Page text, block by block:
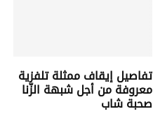
تفاصيل إيقاف ممثلة تلفزية
معروفة من أجل شبهة الزّنا
صحبة شاب